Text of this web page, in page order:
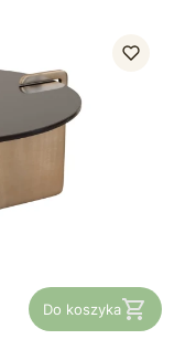
Do koszyka